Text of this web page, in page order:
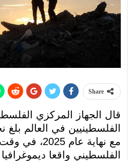
Share
قال الجهاز المركزي
مع نهاية عام
الفلسطيني واقعا ديموغرافيا